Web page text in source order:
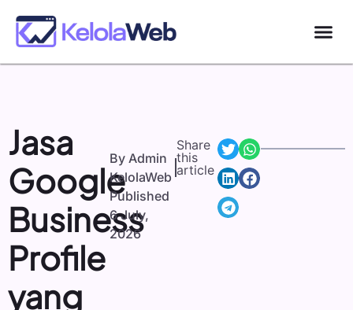
Jasa
Google
Business
Profile
yang
ByAdmin
KelolaWeb
Published
6 July,
2026
Share
this
article